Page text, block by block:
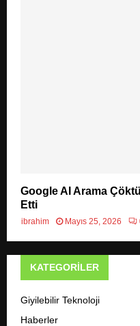
Google AI Arama
Etti
ibrahim Mayıs 25, 2026
KATEGORILER
Giyilebilir Teknoloji
Haberler